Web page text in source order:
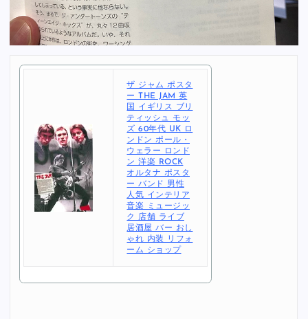
ザ ジャム ポスタ
ー THE JAM 英
国 イギリス ブリ
ティッシュ モッ
ズ 60年代 UK ロ
ンドン ポール・
ウェラー ロンド
ン 洋楽 ROCK
オルタナ ポスタ
ー バンド 男性
人気 インテリア
音楽 ミュージッ
ク 店舗 ライブ
居酒屋 バー おし
ゃれ 内装 リフォ
ーム ショップ